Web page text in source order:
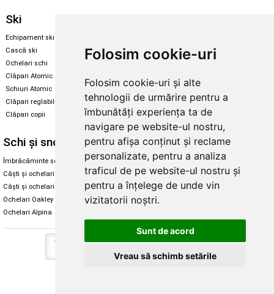
Folosim cookie-uri
Folosim cookie-uri și alte
tehnologii de urmărire pentru a
îmbunătăți experiența ta de
navigare pe website-ul nostru,
pentru afișa conținut și reclame
personalizate, pentru a analiza
traficul de pe website-ul nostru și
pentru a înțelege de unde vin
vizitatorii noștri.
Sunt de acord
Vreau să schimb setările
Ski
Echipament ski
Cască ski
Ochelari schi
Clăpari Atomic
Schiuri Atomic
Clăpari reglabili
Clăpari copii
Echipament snowboard
Skate & longboard
Santa Cruz
Enuff Skateboards
Schi și snowboard
Îmbrăcăminte schi și snowboard
Căști și ochelari de iarnă
Căști și ochelari Alpina
Ochelari Oakley
Ochelari Alpina
Diverse
Cum aleg rolele
Cum aleg ochelarii
Ochelari de soare Oakley
Ochelari de soare Alpina